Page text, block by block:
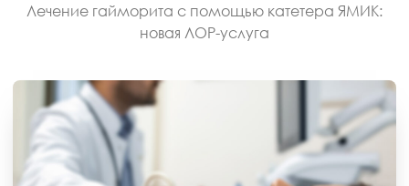
Лечение гайморита с помощью катетера ЯМИК:
новая ЛОР-услуга